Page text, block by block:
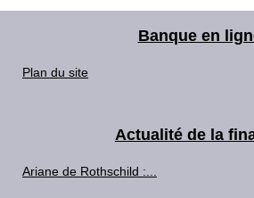
Banque en
Plan du site
Actualité de la
Ariane de Rothschild :...